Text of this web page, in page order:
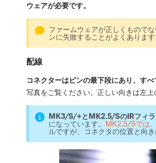
ウェアが必要です。
ファームウェアが正しくもので
ンに失敗することがよくあります
配線
コネクターはピンの最下段にあり、す
写真をご覧ください。正しい向きは左上
MK3/S/+とMK2.5/SのIRフィラ
になっています。 MK2.5/Sでは
ルですが、コネクタの位置と向